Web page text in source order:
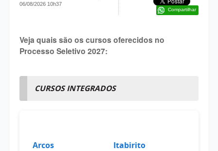
Compartilhar
06/08/2026 10h37
Veja quais são os cursos oferecidos no
Processo Seletivo 2027:
CURSOS INTEGRADOS
Arcos Itabirito